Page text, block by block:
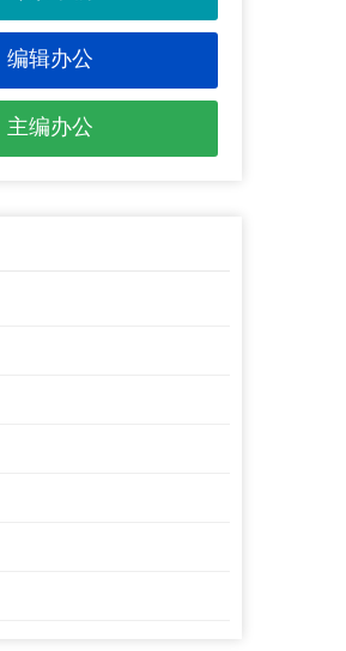
编辑办公
主编办公